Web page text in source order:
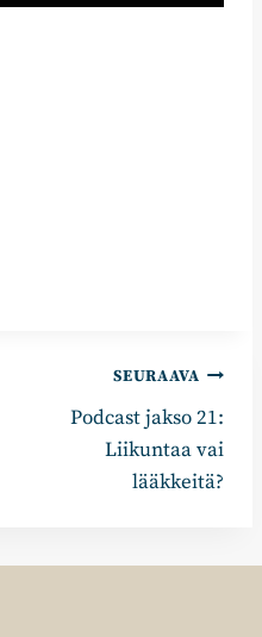
SEURAAVA
Podcast jakso 21:
Liikuntaa vai
lääkkeitä?